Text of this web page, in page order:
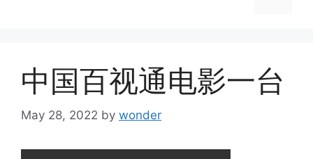
中国百视通电影一台
May 28, 2022 by wonder